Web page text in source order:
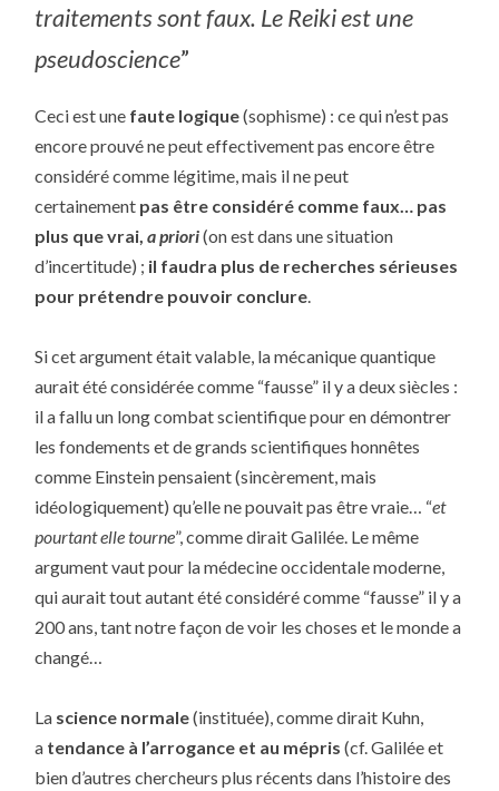
traitements sont faux. Le Reiki est une
pseudoscience”
Ceci est une faute logique(sophisme) : ce qui n’est pas
encore prouvé ne peut effectivement pas encore être
considéré comme légitime, mais il ne peut
certainement pas être considéré comme faux… pas
plus que vrai,a priori(on est dans une situation
d’incertitude) ; il faudra plus de recherches sérieuses
pour prétendre pouvoir conclure
Si cet argument était valable, la mécanique quantique
aurait été considérée comme “fausse” il y a deux siècles :
il a fallu un long combat scientifique pour en démontrer
les fondements et de grands scientifiques honnêtes
comme Einstein pensaient (sincèrement, mais
idéologiquement) qu’elle ne pouvait pas être vraie… “et
pourtant elle tourne”, comme dirait Galilée. Le même
argument vaut pour la médecine occidentale moderne,
qui aurait tout autant été considéré comme “fausse” il y a
200 ans, tant notre façon de voir les choses et le monde a
changé…
La science normale(instituée), comme dirait Kuhn,
a tendance à l’arrogance et au mépris(cf. Galilée et
bien d’autres chercheurs plus récents dans l’histoire des